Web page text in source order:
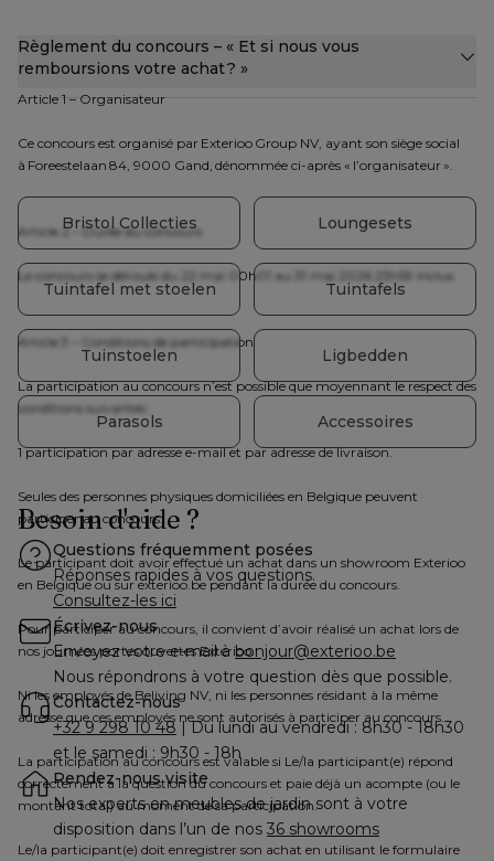
Règlement du concours – « Et si nous vous
Article 1 – Organisateur
Ce concours est organisé par Exterioo Group NV, ayant son siège social
à Foreestelaan 84, 9000 Gand, dénommée ci-après « l’organisateur ».
Article 2 – Durée du concours
Le concours se déroule du 22 mai 00h01 au 31 mai 2026 23h59 inclus.
Article 3 – Conditions de participation
La participation au concours n’est possible que moyennant le respect des
conditions suivantes :
1 participation par adresse e-mail et par adresse de livraison.
Seules des personnes physiques domiciliées en Belgique peuvent
participer au concours.
Le participant doit avoir effectué un achat dans un showroom Exterioo
en Belgique ou sur exterioo.be pendant la durée du concours.
Pour participer au concours, il convient d’avoir réalisé un achat lors de
nos journées portes ouvertes Exterioo.
Ni les employés de Beliving NV, ni les personnes résidant à la même
adresse que ces employés ne sont autorisés à participer au concours.
La participation au concours est valable si Le/la participant(e) répond
correctement à la question du concours et paie déjà un acompte (ou le
montant total) au moment de sa participation.
Le/la participant(e) doit enregistrer son achat en utilisant le formulaire
Bristol Collecties Loungesets
Tuintafel met stoelen Tuintafels
Tuinstoelen Ligbedden
Parasols Accessoires
Besoin d'aide ?
Questions fréquemment posées
Réponses rapides à vos questions.
Consultez-les ici
Écrivez-nous
Envoyez votre e-mail à bonjour@exterioo.be
Nous répondrons à votre question dès que possible.
Contactez-nous
+32 9 298 10 48 | Du lundi au vendredi : 8h30 - 18h30
et le samedi : 9h30 - 18h
Rendez-nous visite
Nos experts en meubles de jardin sont à votre
disposition dans l’un de nos 36 showrooms